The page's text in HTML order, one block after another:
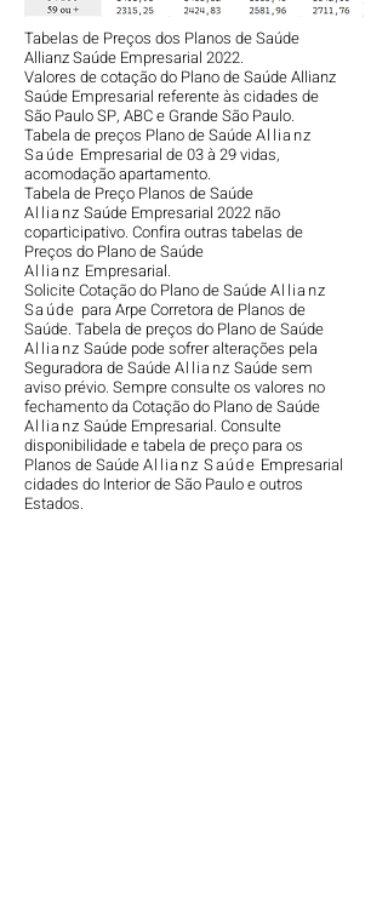
Tabelas de Preços dos Planos de Saúde
Allianz Saúde Empresarial 2022.
Valores de cotação do Plano de Saúde Allianz
Saúde Empresarial referente às cidades de
São Paulo SP, ABC e Grande São Paulo.
Tabela de preços Plano de SaúdeAllianz
Saúde Empresarial de 03 à 29 vidas,
acomodação apartamento.
Tabela de Preço Planos de Saúde
Allianz Saúde Empresarial 2022 não
coparticipativo. Confira outras tabelas de
Preços do Plano de Saúde
Allianz Empresarial.
Solicite Cotação do Planode SaúdeAllianz
Saúde para Arpe Corretora de Planos de
Saúde. Tabela de preços do Plano de Saúde
Allianz Saúde pode sofrer alterações pela
Seguradora de SaúdeAllianz Saúde sem
aviso prévio. Sempre consulte os valores no
fechamento da Cotação do Plano de Saúde
Allianz Saúde Empresarial.Consulte
disponibilidade e tabela de preço para os
Planos de SaúdeAllianz Saúde Empresarial
cidades do Interior de São Paulo e outros
Estados.